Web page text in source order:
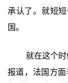
承认了。就短
国。
就在这个时
报道，法国方